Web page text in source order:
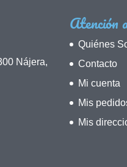
Nájera,
Atención
Quiénes
Contacto
Mi cuenta
Mis
Mis